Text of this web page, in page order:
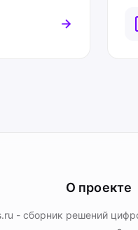
О проекте
- сборник решений